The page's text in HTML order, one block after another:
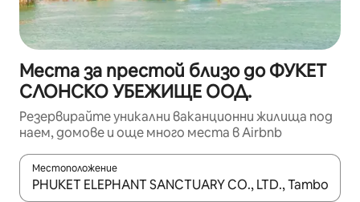
Места за престой близо до ФУКЕТ
СЛОНСКО УБЕЖИЩЕ ООД.
Резервирайте уникални ваканционни жилища под
наем, домове и още много места в Airbnb
Местоположение
Когато резултатите се покажат, използвайте